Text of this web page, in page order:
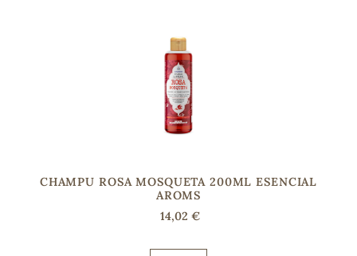
CHAMPU ROSA MOSQUETA 200ML ESENCIAL
AROMS
14,02 €